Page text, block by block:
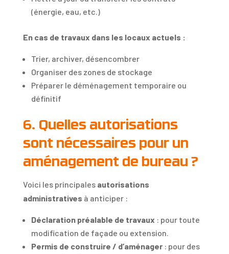
(énergie, eau, etc.)
En cas de travaux dans les locaux actuels :
Trier, archiver, désencombrer
Organiser des zones de stockage
Préparer le déménagement temporaire ou
définitif
6. Quelles autorisations
sont nécessaires pour un
aménagement de bureau ?
Voici les principales autorisations
administratives à anticiper :
Déclaration préalable de travaux : pour toute
modification de façade ou extension.
Permis de construire / d’aménager: pour des